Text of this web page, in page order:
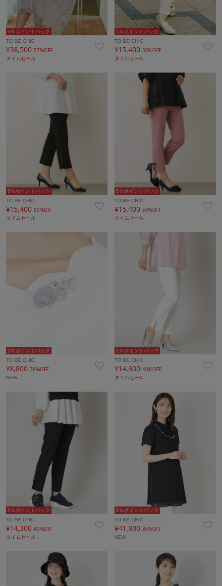
5％ポイントバック
TO BE CHIC
¥38,500 57%OFF
タイムセール
5％ポイントバック
TO BE CHIC
¥15,40050%OFF
タイムセール
5％ポイントバック
TO BE CHIC
¥15,400 50%OFF
タイムセール
5％ポイントバック
TO BE CHIC
¥15,40050%OFF
タイムセール
5％ポイントバック
TO BE CHIC
¥8,800 38%OFF
NEW
5％ポイントバック
TO BE CHIC
¥14,30040%OFF
タイムセール
5％ポイントバック
TO BE CHIC
¥14,300 40%OFF
タイムセール
5％ポイントバック
TO BE CHIC
¥41,800 35%OFF
NEW